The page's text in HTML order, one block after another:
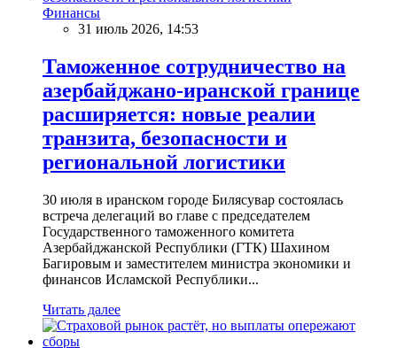
Финансы
31 июль 2026, 14:53
Таможенное сотрудничество на
азербайджано-иранской границе
расширяется: новые реалии
транзита, безопасности и
региональной логистики
30 июля в иранском городе Билясувар состоялась
встреча делегаций во главе с председателем
Государственного таможенного комитета
Азербайджанской Республики (ГТК) Шахином
Багировым и заместителем министра экономики и
финансов Исламской Республики...
Читать далее